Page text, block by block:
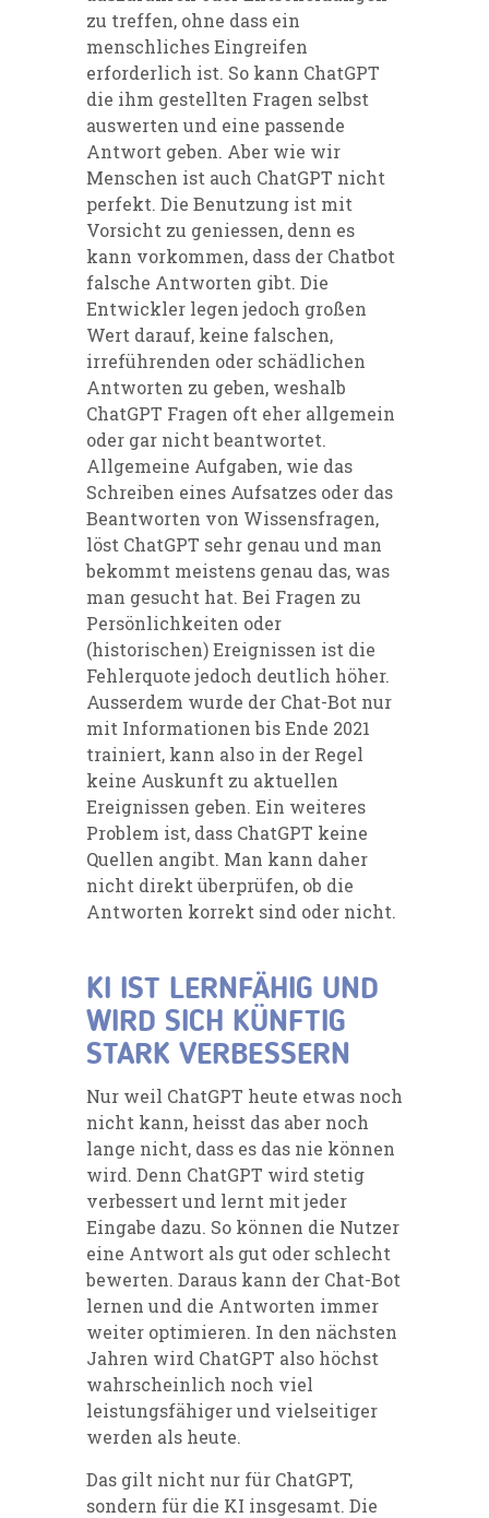
zu treffen, ohne dass ein
menschliches Eingreifen
erforderlich ist. So kann ChatGPT
die ihm gestellten Fragen selbst
auswerten und eine passende
Antwort geben. Aber wie wir
Menschen ist auch ChatGPT nicht
perfekt. Die Benutzung ist mit
Vorsicht zu geniessen, denn es
kann vorkommen, dass der Chatbot
falsche Antworten gibt. Die
Entwickler legen jedoch großen
Wert darauf, keine falschen,
irreführenden oder schädlichen
Antworten zu geben, weshalb
ChatGPT Fragen oft eher allgemein
oder gar nicht beantwortet.
Allgemeine Aufgaben, wie das
Schreiben eines Aufsatzes oder das
Beantworten von Wissensfragen,
löst ChatGPT sehr genau und man
bekommt meistens genau das, was
man gesucht hat. Bei Fragen zu
Persönlichkeiten oder
(historischen) Ereignissen ist die
Fehlerquote jedoch deutlich höher.
Ausserdem wurde der Chat-Bot nur
mit Informationen bis Ende 2021
trainiert, kann also in der Regel
keine Auskunft zu aktuellen
Ereignissen geben. Ein weiteres
Problem ist, dass ChatGPT keine
Quellen angibt. Man kann daher
nicht direkt überprüfen, ob die
Antworten korrekt sind oder nicht.
KI IST LERNFÄHIG UND
WIRD SICH KÜNFTIG
STARK VERBESSERN
Nur weil ChatGPT heute etwas noch
nicht kann, heisst das aber noch
lange nicht, dass es das nie können
wird. Denn ChatGPT wird stetig
verbessert und lernt mit jeder
Eingabe dazu. So können die Nutzer
eine Antwort als gut oder schlecht
bewerten. Daraus kann der Chat-Bot
lernen und die Antworten immer
weiter optimieren. In den nächsten
Jahren wird ChatGPT also höchst
wahrscheinlich noch viel
leistungsfähiger und vielseitiger
werden als heute.
Das gilt nicht nur für ChatGPT,
sondern für die KI insgesamt. Die